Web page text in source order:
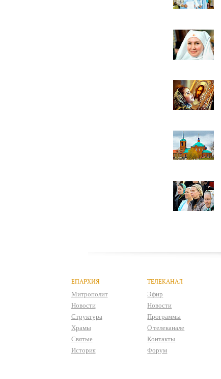
ЕПАРХИЯ
Митрополит
Новости
Структура
Храмы
Святые
История
ТЕЛЕКАНАЛ
Эфир
Новости
Программы
О телеканале
Контакты
Форум